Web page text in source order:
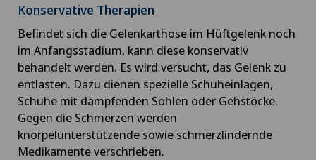
Gastroenterologie und Hepatologie
Geburt: Alles, was Sie wissen müssen
Geburtshilfe
Gefässchirurgie
Konservative Therapien
Befindet sich die Gelenkarthose im Hüftgelenk noch
im Anfangsstadium, kann diese konservativ
behandelt werden. Es wird versucht, das Gelenk zu
entlasten. Dazu dienen spezielle Schuheinlagen,
Schuhe mit dämpfenden Sohlen oder Gehstöcke.
Gegen die Schmerzen werden
knorpelunterstützende sowie schmerzlindernde
Medikamente verschrieben.